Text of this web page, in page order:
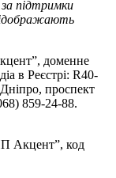
за підтримки
доменне
в Реєстрі: R40-
проспект
859-24-88.
Акцент”, код